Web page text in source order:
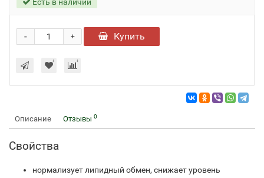
+
- Купить
Описание Отзывы 0
Свойства
нормализует липидный обмен, снижает уровень